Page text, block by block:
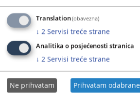
Translation(obavezna)
↓ 2 Servisi treće strane
Analitika o posjećenosti stranica
↓ 2 Servisi treće strane
Ne prihvatam Prihvatam odabrane